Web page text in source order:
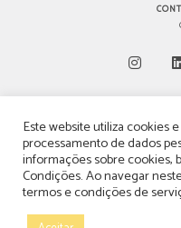
in
a
new
TERMOS,
POLÍTICA
Este website utiliza cookies
processamento de dados
informações sobre cookies,
Condições. Ao navegar
termos e condições de